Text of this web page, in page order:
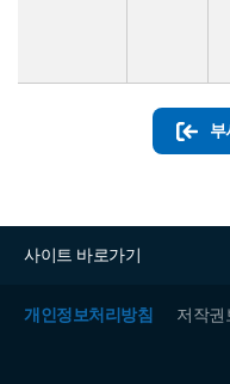
부
개인정보처리방침 저작권
사이트 바로가기